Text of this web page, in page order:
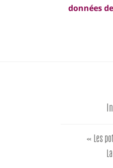
données
« Les